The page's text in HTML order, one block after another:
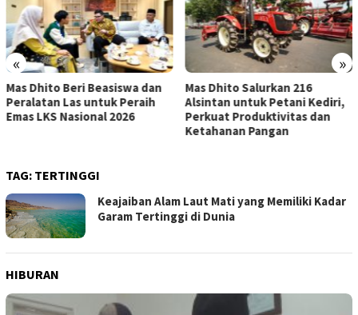
« »
Mas Dhito Salurkan 216
Alsintan untuk Petani Kediri,
Perkuat Produktivitas dan
Gus Qowim: Tata Kelola
Kepastian Hukum Jadi
Cegah Konflik Tanah
TAG: TERTINGGI
Keajaiban Alam Laut Mati yang Memiliki Kadar
Garam Tertinggi di Dunia
HIBURAN